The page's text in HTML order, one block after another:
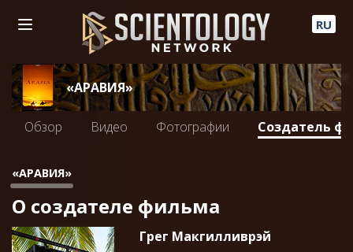
RU
«АРАВИЯ»
Обзор Видео Фотографии Создатель
«АРАВИЯ»
О создателе фильма
Грег Макгилливрэй